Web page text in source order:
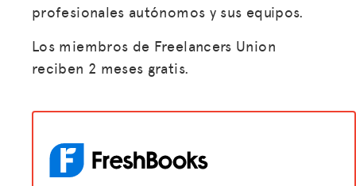
profesionales autónomos y sus equipos.
Los miembros de Freelancers Union
reciben 2 meses gratis.